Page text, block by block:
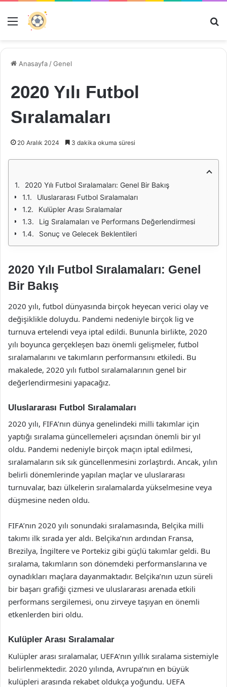
Menü
Anasayfa /Genel
2020 Yılı Futbol
Sıralamaları
20 Aralık 2024 3 dakika okuma süresi
2020 Yılı Futbol Sıralamaları: Genel Bir Bakış
Uluslararası Futbol Sıralamaları
Kulüpler Arası Sıralamalar
Lig Sıralamaları ve Performans Değerlendirmesi
Sonuç ve Gelecek Beklentileri
2020 Yılı Futbol Sıralamaları: Genel
Bir Bakış
2020 yılı, futbol dünyasında birçok heyecan verici olay ve
değişiklikle doluydu. Pandemi nedeniyle birçok lig ve
turnuva ertelendi veya iptal edildi. Bununla birlikte, 2020
yılı boyunca gerçekleşen bazı önemli gelişmeler, futbol
sıralamalarını ve takımların performansını etkiledi. Bu
makalede, 2020 yılı futbol sıralamalarının genel bir
değerlendirmesini yapacağız.
Uluslararası Futbol Sıralamaları
2020 yılı, FIFA’nın dünya genelindeki milli takımlar için
yaptığı sıralama güncellemeleri açısından önemli bir yıl
oldu. Pandemi nedeniyle birçok maçın iptal edilmesi,
sıralamaların sık sık güncellenmesini zorlaştırdı. Ancak, yılın
belirli dönemlerinde yapılan maçlar ve uluslararası
turnuvalar, bazı ülkelerin sıralamalarda yükselmesine veya
düşmesine neden oldu.
FIFA’nın 2020 yılı sonundaki sıralamasında, Belçika milli
takımı ilk sırada yer aldı. Belçika’nın ardından Fransa,
Brezilya, İngiltere ve Portekiz gibi güçlü takımlar geldi. Bu
sıralama, takımların son dönemdeki performanslarına ve
oynadıkları maçlara dayanmaktadır. Belçika’nın uzun süreli
bir başarı grafiği çizmesi ve uluslararası arenada etkili
performans sergilemesi, onu zirveye taşıyan en önemli
etkenlerden biri oldu.
Kulüpler Arası Sıralamalar
Kulüpler arası sıralamalar, UEFA’nın yıllık sıralama sistemiyle
belirlenmektedir. 2020 yılında, Avrupa’nın en büyük
kulüpleri arasında rekabet oldukça yoğundu. UEFA